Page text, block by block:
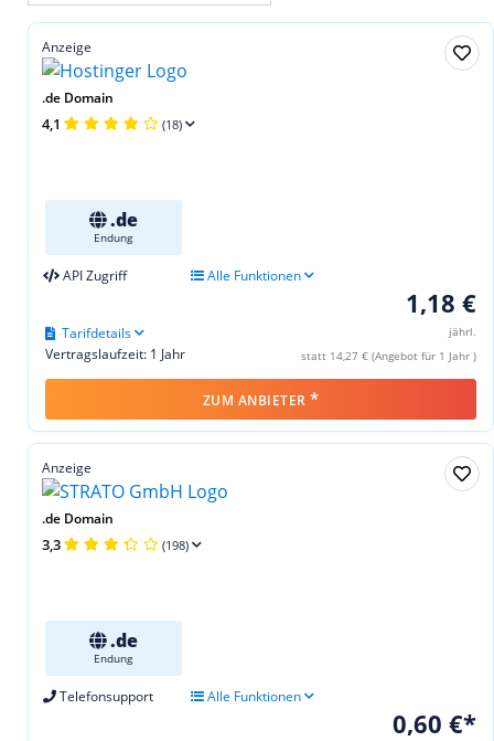
Anzeige
.de Domain
4,1 (18)
.de
Endung
API Zugriff Alle Funktionen
1,18 €
jährl.
statt 14,27 € (Angebot für 1 Jahr )
Vertragslaufzeit: 1 Jahr
Tarifdetails
ZUM ANBIETER *
Anzeige
.de Domain
3,3 (198)
.de
Endung
Telefonsupport Alle Funktionen
0,60 €*